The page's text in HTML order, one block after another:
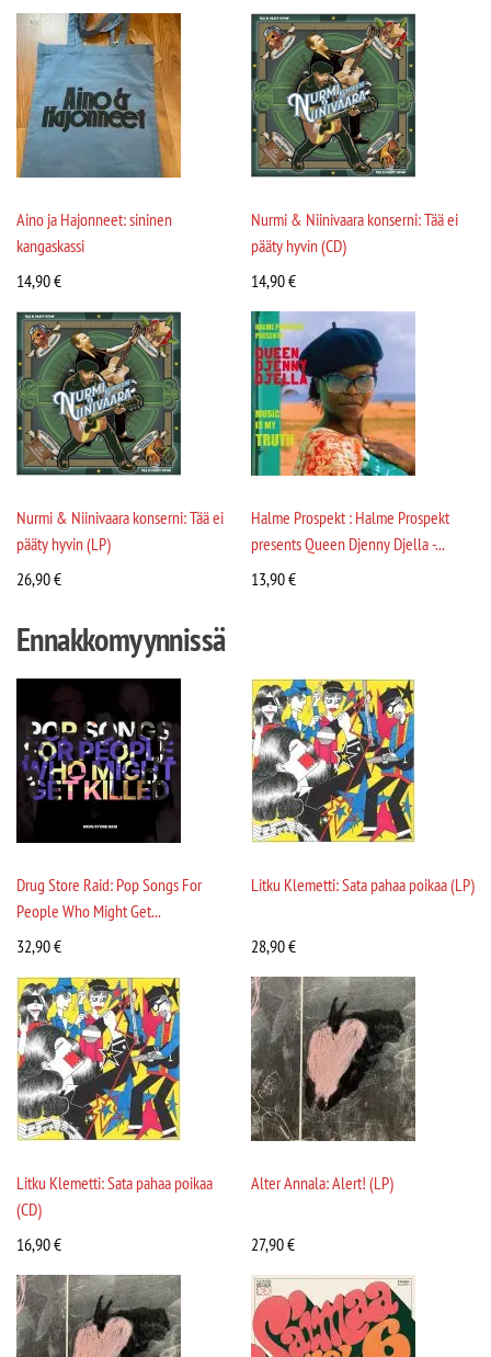
Aino ja Hajonneet: sininen
kangaskassi
14,90€
Nurmi & Niinivaara konserni: Tää ei
pääty hyvin (CD)
14,90€
Nurmi & Niinivaara konserni: Tää ei
pääty hyvin (LP)
26,90€
Halme Prospekt : Halme Prospekt
presents Queen Djenny Djella -...
13,90€
Ennakkomyynnissä
Drug Store Raid: Pop Songs For
People Who Might Get...
32,90€
Litku Klemetti: Sata pahaa poikaa (LP)
28,90€
Litku Klemetti: Sata pahaa poikaa
(CD)
16,90€
Alter Annala: Alert! (LP)
27,90€